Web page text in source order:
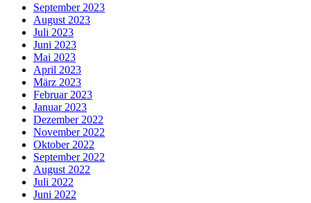
September 2023
August 2023
Juli 2023
Juni 2023
Mai 2023
April 2023
März 2023
Februar 2023
Januar 2023
Dezember 2022
November 2022
Oktober 2022
September 2022
August 2022
Juli 2022
Juni 2022